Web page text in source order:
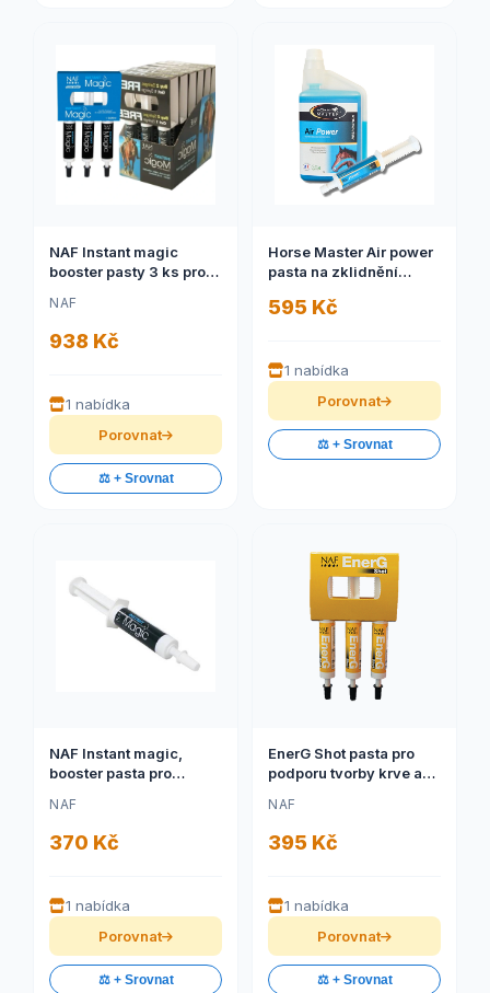
NAF Instant magic
booster pasty 3 ks pro
Instant magic, booster
pro okamžité zklidnění,
balení 3ks)
NAF
938 Kč
1 nabídka
Porovnat
⚖️ + Srovnat
Horse Master Air power
pasta na zklidnění
595 Kč
1 nabídka
Porovnat
⚖️ + Srovnat
NAF Instant magic,
booster pasta pro
Instant magic, booster
pro okamžité zklidnění,
balení 1ks)
NAF
370 Kč
1 nabídka
Porovnat
⚖️ + Srovnat
EnerG Shot pasta pro
podporu tvorby krve a
metabolismu (NAF
EnerG Shot pro podporu
tvorby krve a
30ml)
NAF
395 Kč
1 nabídka
Porovnat
⚖️ + Srovnat